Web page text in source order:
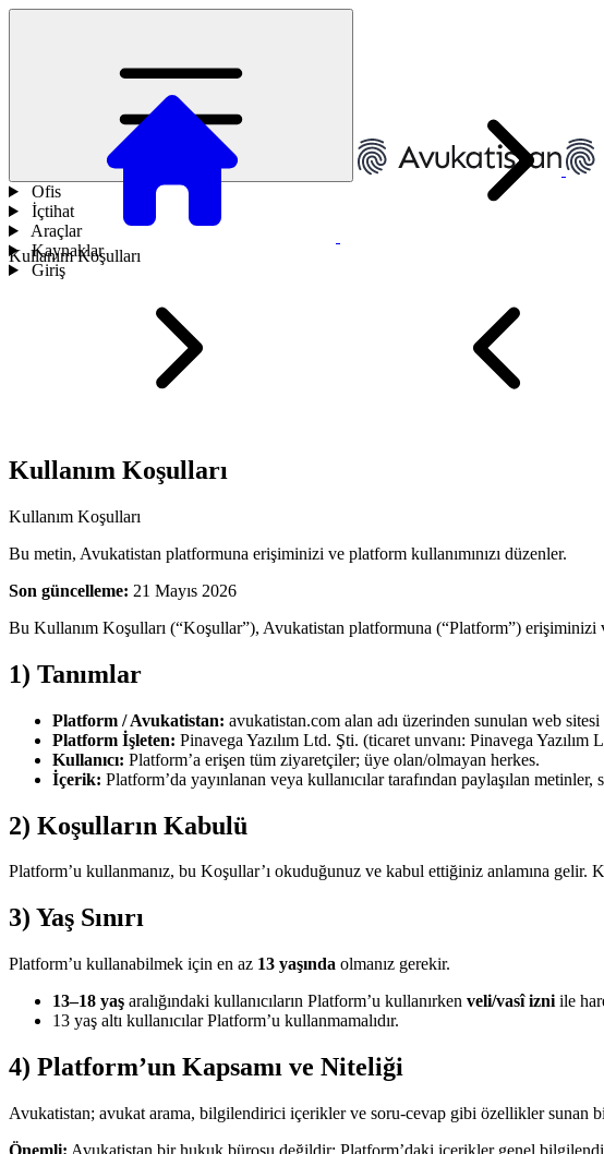
Ofis
İçtihat
Araçlar
Kaynaklar
Giriş
Kullanım Koşulları
Kullanım Koşulları
Kullanım Koşulları
Bu metin, Avukatistan platformuna erişiminizi ve platform kullanımınızı düzenler.
Son güncelleme: 21 Mayıs 2026
Bu Kullanım Koşulları (“Koşullar”), Avukatistan platformuna (“Platform”) erişiminizi
1) Tanımlar
Platform / Avukatistan: avukatistan.com alan adı üzerinden sunulan web
Platform İşleten: Pinavega Yazılım Ltd. Şti. (ticaret unvanı: Pinavega Yazılım
Kullanıcı: Platform’a erişen tüm ziyaretçiler; üye olan/olmayan herkes.
İçerik: Platform’da yayınlanan veya kullanıcılar tarafından paylaşılan
2) Koşulların Kabulü
Platform’u kullanmanız, bu Koşullar’ı okuduğunuz ve kabul ettiğiniz anlamına gelir.
3) Yaş Sınırı
Platform’u kullanabilmek için en az 13 yaşında olmanız gerekir.
13–18 yaş aralığındaki kullanıcıların Platform’u kullanırken veli/vasî izni ile
13 yaş altı kullanıcılar Platform’u kullanmamalıdır.
4) Platform’un Kapsamı ve Niteliği
Avukatistan; avukat arama, bilgilendirici içerikler ve soru-cevap gibi özellikler sunan
Önemli: Avukatistan bir hukuk bürosu değildir; Platform’daki içerikler genel